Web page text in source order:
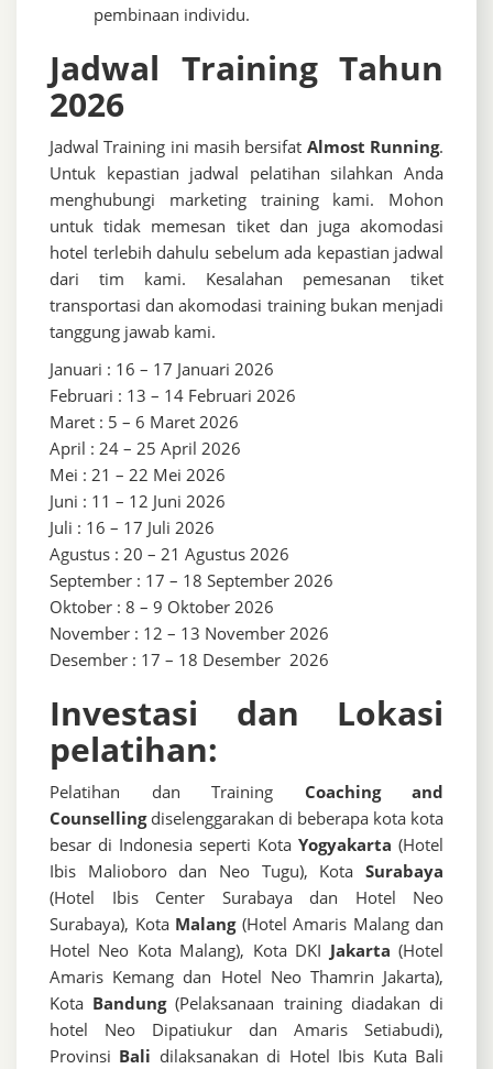
pembinaan individu.
Jadwal Training Tahun
2026
Jadwal Training ini masih bersifat Almost Running.
Untuk kepastian jadwal pelatihan silahkan Anda
menghubungi marketing training kami. Mohon
untuk tidak memesan tiket dan juga akomodasi
hotel terlebih dahulu sebelum ada kepastian jadwal
dari tim kami. Kesalahan pemesanan tiket
transportasi dan akomodasi training bukan menjadi
tanggung jawab kami.
Januari : 16 – 17 Januari 2026
Februari : 13 – 14 Februari 2026
Maret : 5 – 6 Maret 2026
April : 24 – 25 April 2026
Mei : 21 – 22 Mei 2026
Juni : 11 – 12 Juni 2026
Juli : 16 – 17 Juli 2026
Agustus : 20 – 21 Agustus 2026
September : 17 – 18 September 2026
Oktober : 8 – 9 Oktober 2026
November : 12 – 13 November 2026
Desember : 17 – 18 Desember 2026
Investasi dan Lokasi
pelatihan:
Pelatihan dan Training Coaching and
Counsellingdiselenggarakan di beberapa kota kota
besar di Indonesia seperti Kota Yogyakarta (Hotel
Ibis Malioboro dan Neo Tugu), Kota Surabaya
(Hotel Ibis Center Surabaya dan Hotel Neo
Surabaya), Kota Malang(Hotel Amaris Malang dan
Hotel Neo Kota Malang), Kota DKI Jakarta (Hotel
Amaris Kemang dan Hotel Neo Thamrin Jakarta),
Kota Bandung(Pelaksanaan training diadakan di
hotel Neo Dipatiukur dan Amaris Setiabudi),
Provinsi Bali dilaksanakan di Hotel Ibis Kuta Bali